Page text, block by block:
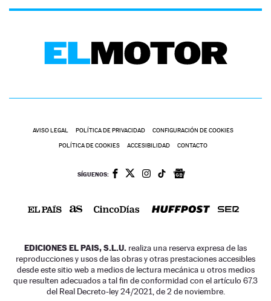
AVISO LEGAL POLÍTICA DE PRIVACIDAD CONFIGURACIÓN DE COOKIES
POLÍTICA DE COOKIES ACCESIBILIDAD CONTACTO
SÍGUENOS:
EDICIONES EL PAIS, S.L.U. realiza una reserva expresa de las
reproducciones y usos de las obras y otras prestaciones accesibles
desde este sitio web a medios de lectura mecánica u otros medios
que resulten adecuados a tal fin de conformidad con el artículo 67.3
del Real Decreto-ley 24/2021, de 2 de noviembre.